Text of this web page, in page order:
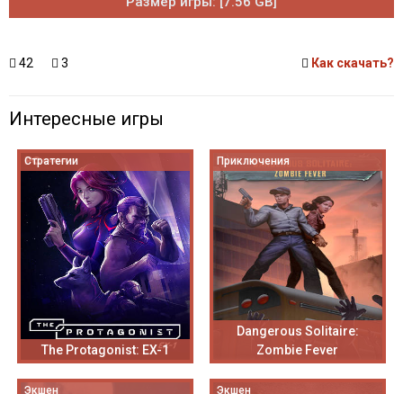
42 3 Как скачать?
Интересные игры
Стратегии
The Protagonist: EX-1
Приключения
Dangerous Solitaire:
Zombie Fever
Экшен Экшен